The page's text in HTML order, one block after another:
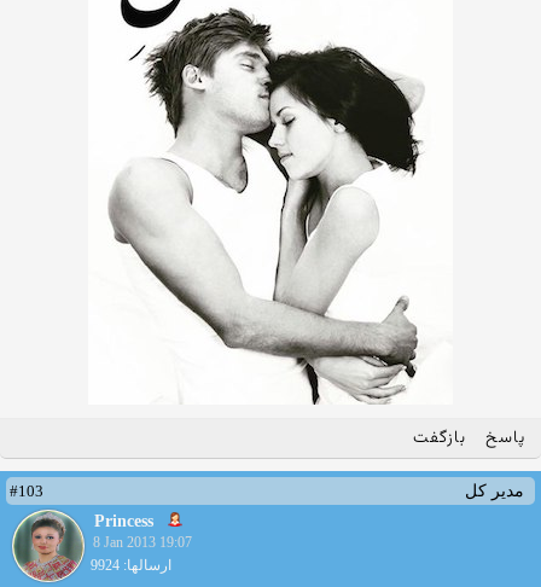
پاسخ بازگفت
مدیر کل
#103
Princess
8 Jan 2013 19:07
ارسالها: 9924